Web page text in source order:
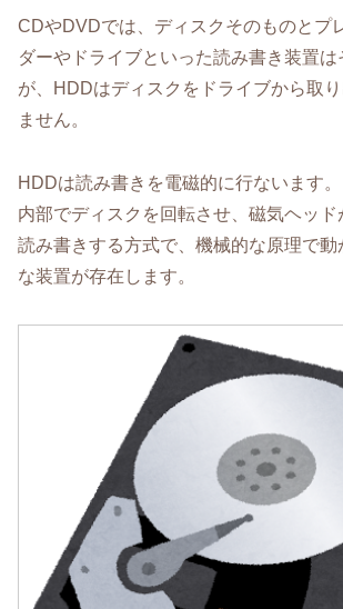
CDやDVDでは、ディスクそのものとプ
ダーやドライブといった読み書き装置
が、HDDはディスクをドライブから取
ません。
HDDは読み書きを電磁的に行ないます。
内部でディスクを回転させ、磁気ヘッド
読み書きする方式で、機械的な原理で動
な装置が存在します。